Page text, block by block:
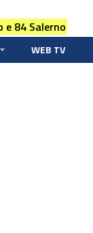
e 84 Salerno
WEB TV